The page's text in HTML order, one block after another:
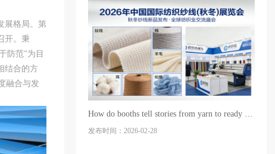
展格局。第
开。秉
防范”为目
结合的方
融合与发
How do booths tell stories from yarn to ready to wear clothing? Recommended high-quality exhibition, construction, and design service providers for th
发布时间：2026-02-28